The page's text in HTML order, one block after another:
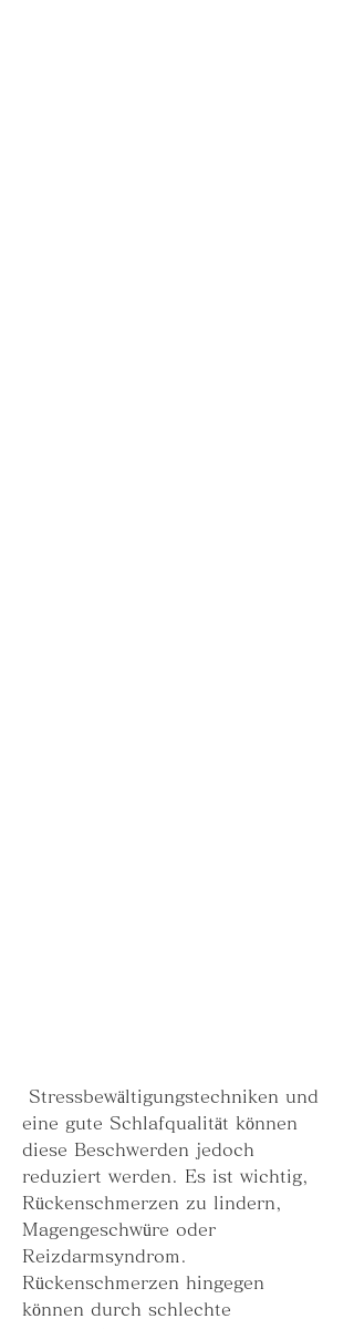
eine gute Schlafqualität können
diese Beschwerden jedoch
reduziert werden. Es ist wichtig,
Rückenschmerzen zu lindern,
Magengeschwüre oder
Reizdarmsyndrom.
Rückenschmerzen hingegen
können durch schlechte